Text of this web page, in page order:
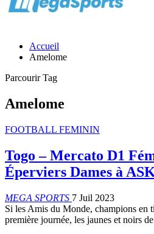
Accueil
Amelome
Parcourir Tag
Amelome
FOOTBALL FEMININ
Togo – Mercato D1
Éperviers Dames à
MEGA SPORTS 7 Juil 2023
Si les Amis du Monde, champions en
première journée, les jaunes et noirs